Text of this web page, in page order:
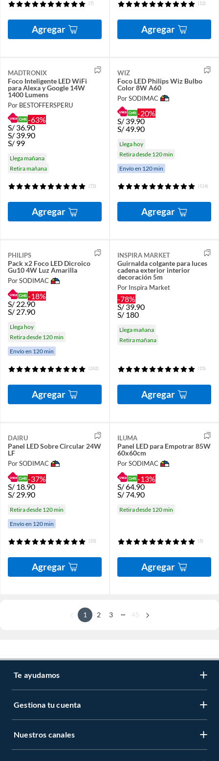
(7)
Agregar
(12)
Agregar
MADTRONIX
Foco Inteligente LED WiFi
para Alexa y Google 14W
1400 Lumens
Por BESTOFFERSPERU
-63%
S/ 36.90
S/ 39.90
S/ 99
Llega mañana
Retira mañana
(72)
Agregar
WIZ
Foco LED Philips Wiz Bulbo
Color 8W A60
Por SODIMAC
-20%
S/ 39.90
S/49.90
Llega hoy
Retira desde 120 min
Envío en 120 min
(114)
Agregar
PHILIPS
Pack x2 Foco LED Dicroico
Gu10 4W Luz Amarilla
Por SODIMAC
-18%
S/ 22.90
S/ 27.90
Llega hoy
Retira desde 120 min
Envío en 120 min
(262)
Agregar
INSPIRA MARKET
Guirnalda colgante para luces
cadena exterior interior
decoración 5m
Por Inspira Market
-78%
S/ 39.90
S/ 180
Llega mañana
Retira mañana
(15)
Agregar
DAIRU
Panel LED Sobre Circular 24W
LF
Por SODIMAC
-37%
S/ 18.90
S/ 29.90
Retira desde 120 min
Envío en 120 min
(33)
Agregar
ILUMA
Panel LED para Empotrar 85W
60x60cm
Por SODIMAC
-13%
S/64.90
S/74.90
Retira desde 120 min
(5)
Agregar
1 2 3 ... 45
Te ayudamos
Gestiona tu cuenta
Nuestros canales